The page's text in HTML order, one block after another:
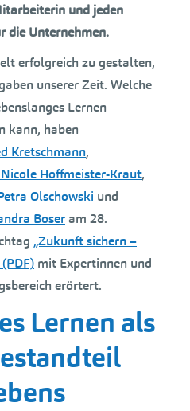
und jeden
die Unternehmen.
erfolgreich zu gestalten,
unserer Zeit. Welche
Lernen
kann, haben
Kretschmann,
Hoffmeister-Kraut,
Olschowski und
Boseram 28.
„Zukunft sichern –
mit Expertinnen und
erörtert.
Lernen als